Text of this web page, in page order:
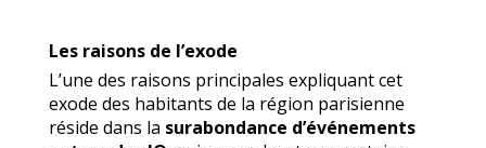
Les raisons de l’exode
L’une des raisons principales expliquant cet
exode des habitants de la région parisienne
réside dans la surabondance d’événements